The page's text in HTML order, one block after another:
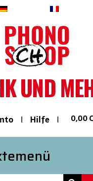
UND
Hilfe 0,00